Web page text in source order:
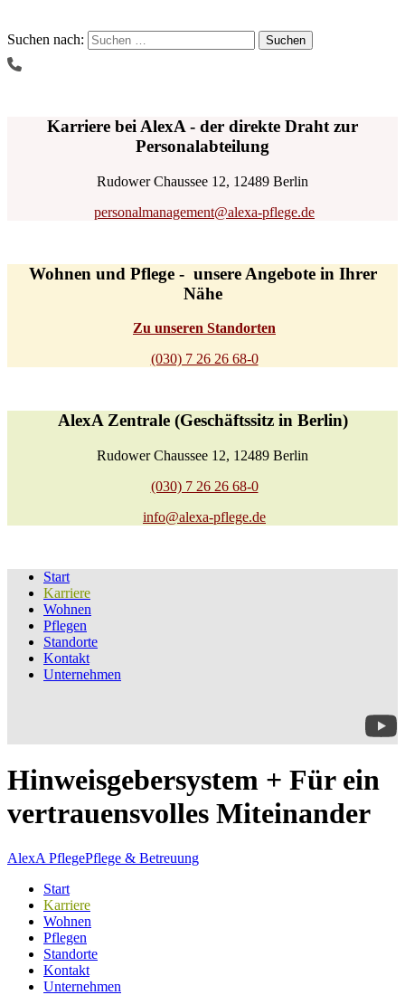
Suchen nach:
Karriere bei AlexA - der direkte Draht zur
Personalabteilung
Rudower Chaussee 12, 12489 Berlin
personalmanagement@alexa-pflege.de
Wohnen und Pflege - unsere Angebote in Ihrer
Nähe
Zu unseren Standorten
(030) 7 26 26 68-0
AlexA Zentrale (Geschäftssitz in Berlin)
Rudower Chaussee 12, 12489 Berlin
(030) 7 26 26 68-0
info@alexa-pflege.de
Start
Karriere
Wohnen
Pflegen
Standorte
Kontakt
Unternehmen
Hinweisgebersystem + Für ein
vertrauensvolles Miteinander
AlexA PflegePflege & Betreuung
Start
Karriere
Wohnen
Pflegen
Standorte
Kontakt
Unternehmen